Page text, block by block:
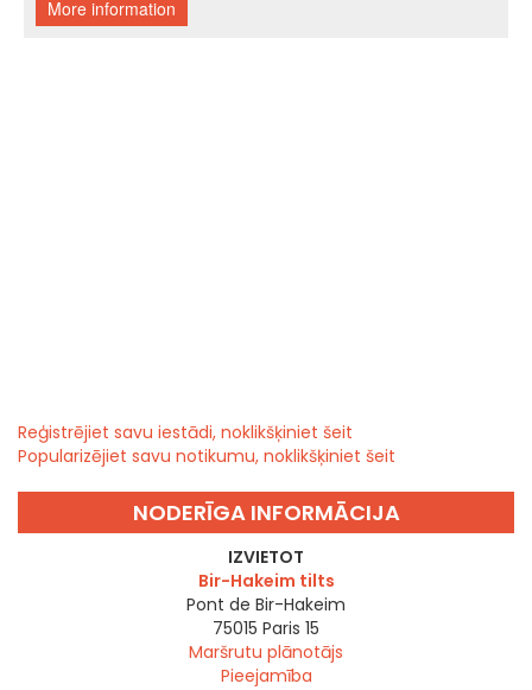
Reģistrējiet savu iestādi, noklikšķiniet šeit
Popularizējiet savu notikumu, noklikšķiniet šeit
NODERĪGA INFORMĀCIJA
IZVIETOT
Bir-Hakeim tilts
Pont de Bir-Hakeim
75015 Paris 15
Maršrutu plānotājs
Pieejamība